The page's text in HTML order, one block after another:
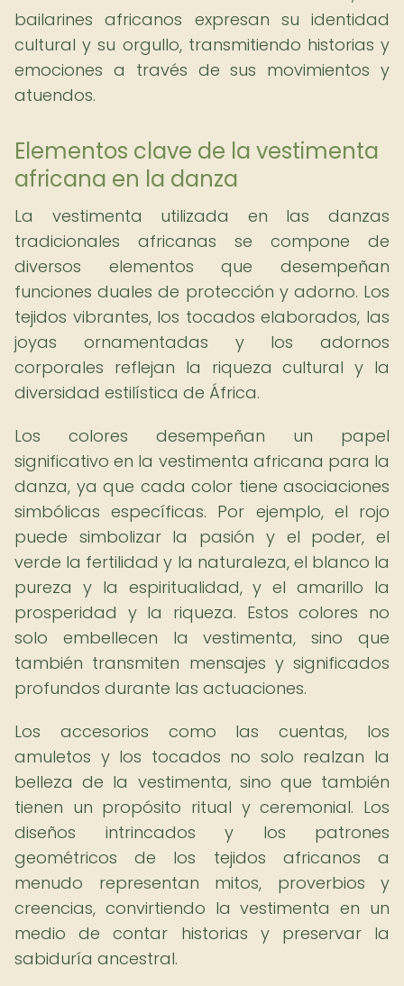
bailarines africanos expresan su identidad
cultural y su orgullo, transmitiendo historias y
emociones a través de sus movimientos y
atuendos.
Elementos clave de la vestimenta
africana en la danza
La vestimenta utilizada en las danzas
tradicionales africanas se compone de
diversos elementos que desempeñan
funciones duales de protección y adorno. Los
tejidos vibrantes, los tocados elaborados, las
joyas ornamentadas y los adornos
corporales reflejan la riqueza cultural y la
diversidad estilística de África.
Los colores desempeñan un papel
significativo en la vestimenta africana para la
danza, ya que cada color tiene asociaciones
simbólicas específicas. Por ejemplo, el rojo
puede simbolizar la pasión y el poder, el
verde la fertilidad y la naturaleza, el blanco la
pureza y la espiritualidad, y el amarillo la
prosperidad y la riqueza. Estos colores no
solo embellecen la vestimenta, sino que
también transmiten mensajes y significados
profundos durante las actuaciones.
Los accesorios como las cuentas, los
amuletos y los tocados no solo realzan la
belleza de la vestimenta, sino que también
tienen un propósito ritual y ceremonial. Los
diseños intrincados y los patrones
geométricos de los tejidos africanos a
menudo representan mitos, proverbios y
creencias, convirtiendo la vestimenta en un
medio de contar historias y preservar la
sabiduría ancestral.